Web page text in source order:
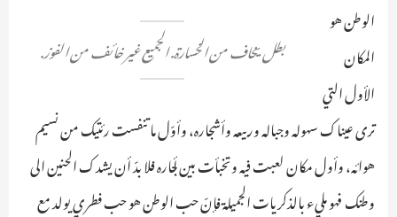
بطل يخاف من الخسارة. الجميع غير خائف من الفوز.
الوطن هو
المكان
الأول التي
ترى عيناك سهوله وجباله وربيعه وأشجاره، وأوّل ما تنفست رئتيك من نسيم
هوائه، وأول مكان لعبت فيه وتخبأت بين أـجاره فلا بدّ أن يشدك الحنين الى
وطنك فهو مليء بالذكريات الجميلة فإنّ حب الوطن هو حب فطري يولد مع